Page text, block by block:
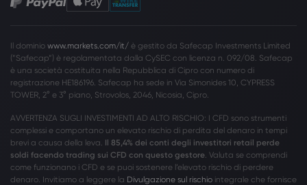
Il dominio www.markets.com/it/ è gestito da Safecap Investments Limited
(”Safecap”) è regolamentata dalla CySEC con licenza n. 092/08. Safecap
è una società costituita nella Repubblica di Cipro con numero di
registrazione HE186196. Safecap ha sede in Via Simonides 10, CYPRESS
TOWER, 2° e 3° piano, Strovolos, 2046, Nicosia, Cipro.
AVVERTENZA SUGLI INVESTIMENTI AD ALTO RISCHIO: I CFD sono strumenti
complessi e comportano un elevato rischio di perdita del denaro in tempi
brevi a causa della leva. Il 85,4% dei conti degli investitori retail perde
soldi facendo trading sui CFD con questo gestore . Valuta se comprendi
come funzionano i CFD e se puoi sostenere l’elevato rischio di perdere
denaro. Invitiamo a leggere la Divulgazione sul rischio integrale che fornisce